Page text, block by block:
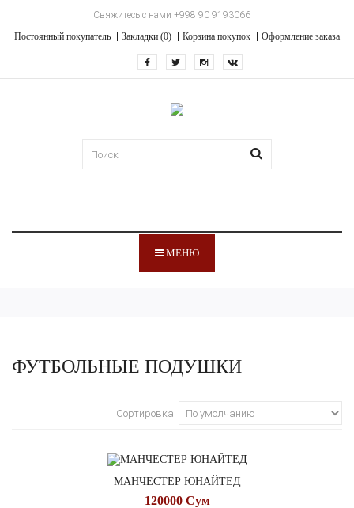
Свяжитесь с нами +998 90 9193066
Постоянный покупатель
Закладки (0) Корзина покупок Оформление заказа
МЕНЮ
ФУТБОЛЬНЫЕ ПОДУШКИ
Сортировка:
МАНЧЕСТЕР ЮНАЙТЕД
120000 Сум